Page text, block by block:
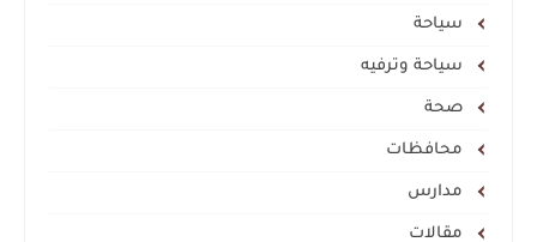
سياحة
سياحة وترفيه
صحة
محافظات
مدارس
مقالات